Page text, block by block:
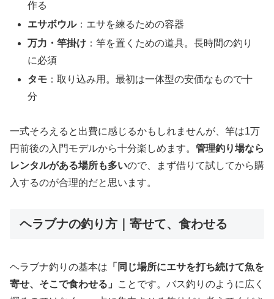
作る
エサボウル：エサを練るための容器
万力・竿掛け ：竿を置くための道具。長時間の釣り
に必須
タモ ：取り込み用。最初は一体型の安価なもので十
分
一式そろえると出費に感じるかもしれませんが、竿は1万
円前後の入門モデルから十分楽しめます。 管理釣り場なら
レンタルがある場所も多いので、まず借りて試してから購
入するのが合理的だと思います。
ヘラブナの釣り方｜寄せて、食わせる
ヘラブナ釣りの基本は 「同じ場所にエサを打ち続けて魚を
寄せ、そこで食わせる」
ことです。バス釣りのように広く